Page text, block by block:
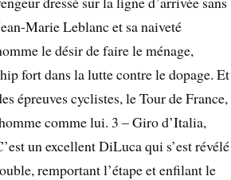
Marie Leblanc et sa naiveté
le désir de faire le ménage,
fort dans la lutte contre le dopage. Et
épreuves cyclistes, le Tour de France,
comme lui. 3 – Giro d’Italia,
un excellent DiLuca qui s’est révélé
remportant l’étape et enfilant le